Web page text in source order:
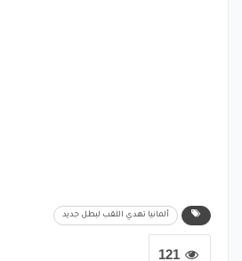
ألمانيا تهدي اللقب لبطل جديد
121